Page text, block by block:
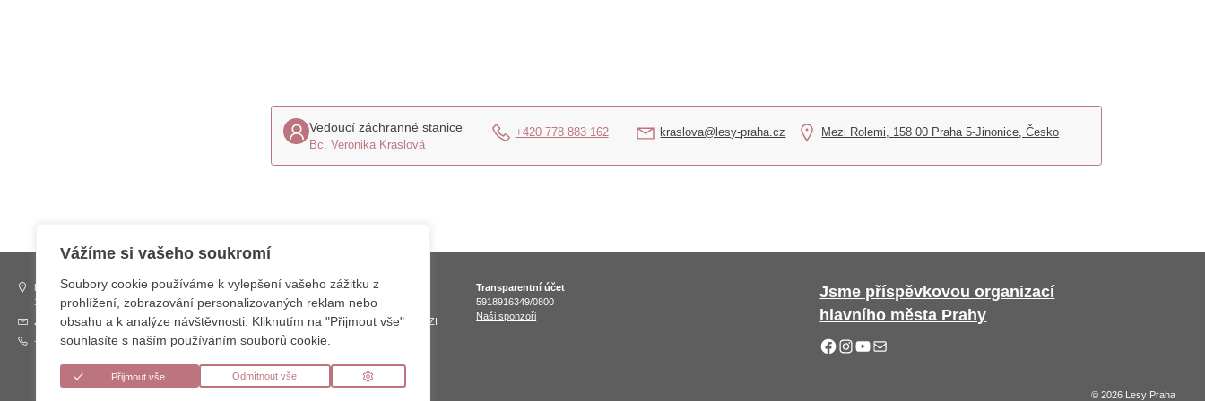
Vážíme si vašeho soukromí
Soubory cookie používáme k vylepšení vašeho zážitku z
prohlížení, zobrazování personalizovaných reklam nebo
obsahu a k analýze návštěvnosti. Kliknutím na "Přijmout vše"
souhlasíte s naším používáním souborů cookie.
Odmítnout vše
Přijmout vše
Vedoucí záchranné stanice
Bc. Veronika Kraslová
+420 778 883 162 kraslova@lesy-praha.cz Mezi Rolemi, 158 00 Praha 5-Jinonice, Česko
Mezi Rolemi 1064
158 00 Praha 5 – Jinonice
zachranazvirat@lesy-praha.cz
+420 773 772 771
Lesy hl. m. Prahy
Zahradnictví Ďáblice
Záchranná stanice
Pomáhejte
DMS 87777
DMS ZVIREVNOUZI
Transparentní účet
5918916349/0800
Naši sponzoři
Jsme příspěvkovou organizací
hlavního města Prahy
© 2026 Lesy Praha